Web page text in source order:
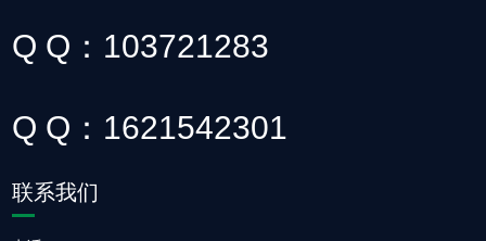
Q Q：103721283
Q Q：1621542301
联系我们